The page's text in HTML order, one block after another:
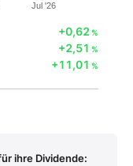
Jul '26
+0,62%
+2,51 %
+11,01 %
ihre Dividende: